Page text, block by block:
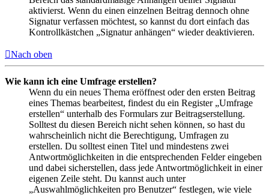
aktivierst. Wenn du einen einzelnen Beitrag dennoch ohne
Signatur verfassen möchtest, so kannst du dort einfach das
Kontrollkästchen „Signatur anhängen“ wieder deaktivieren.
Nach oben
Wie kann ich eine Umfrage erstellen?
Wenn du ein neues Thema eröffnest oder den ersten Beitrag
eines Themas bearbeitest, findest du ein Register „Umfrage
erstellen“ unterhalb des Formulars zur Beitragserstellung.
Solltest du diesen Bereich nicht sehen können, so hast du
wahrscheinlich nicht die Berechtigung, Umfragen zu
erstellen. Du solltest einen Titel und mindestens zwei
Antwortmöglichkeiten in die entsprechenden Felder eingeben
und dabei sicherstellen, dass jede Antwortmöglichkeit in einer
eigenen Zeile steht. Du kannst auch unter
„Auswahlmöglichkeiten pro Benutzer“ festlegen, wie viele